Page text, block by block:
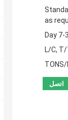
as
7-30
L/C,
اتصل